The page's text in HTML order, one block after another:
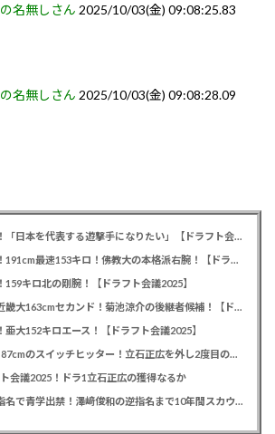
名無しさん 2025/10/03(金) 09:08:25.83
名無しさん 2025/10/03(金) 09:08:28.09
159キロ北の剛腕！【ドラフト会議2025】
亜大152キロエース！【ドラフト会議2025】
ト会議2025！ドラ1立石正広の獲得なるか